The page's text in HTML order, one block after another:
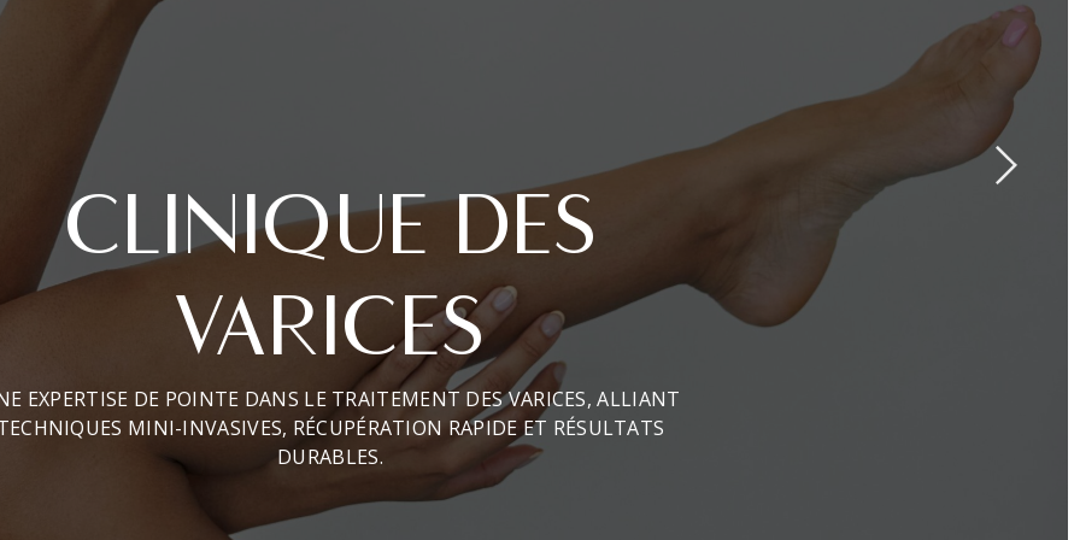
CLINIQUE DES
VARICES
EXPERTISE DE POINTE DANS LE TRAITEMENT DES VARICES, ALLIANT
MINI-INVASIVES, RÉCUPÉRATION RAPIDE ET RÉSULTATS
DURABLES.